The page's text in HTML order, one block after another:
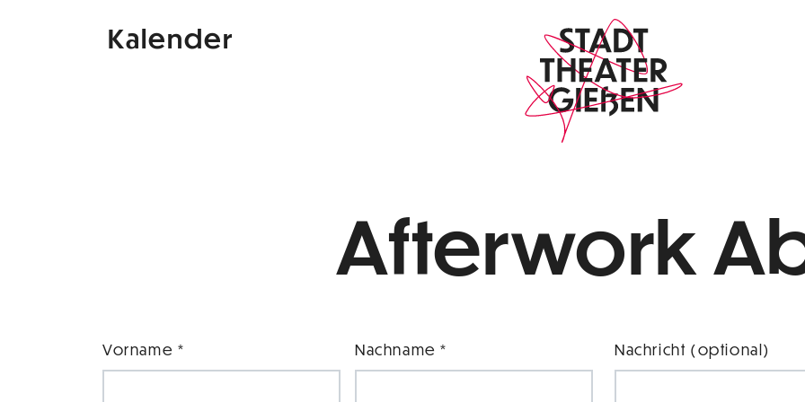
Kalender
Afterwork
Vorname * Nachname * Nachricht (optional)